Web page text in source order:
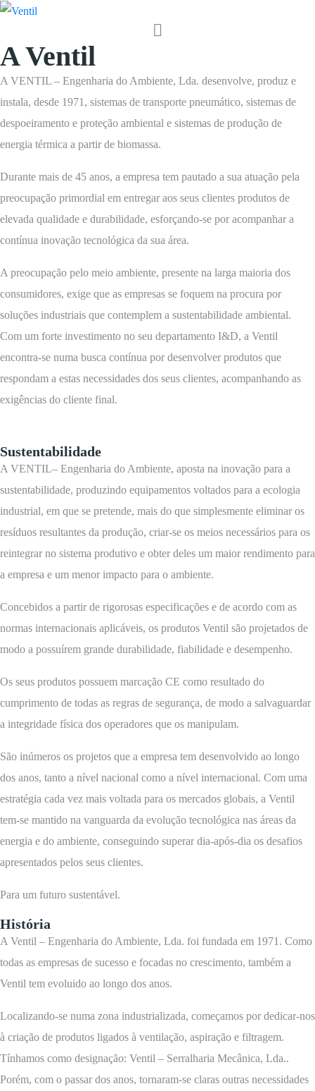
Empresa
A Ventil
A VENTIL – Engenharia do Ambiente, Lda. desenvolve, produz e
instala, desde 1971, sistemas de transporte pneumático, sistemas de
despoeiramento e proteção ambiental e sistemas de produção de
energia térmica a partir de biomassa.
Durante mais de 45 anos, a empresa tem pautado a sua atuação pela
preocupação primordial em entregar aos seus clientes produtos de
elevada qualidade e durabilidade, esforçando-se por acompanhar a
contínua inovação tecnológica da sua área.
A preocupação pelo meio ambiente, presente na larga maioria dos
consumidores, exige que as empresas se foquem na procura por
soluções industriais que contemplem a sustentabilidade ambiental.
Com um forte investimento no seu departamento I&D, a Ventil
encontra-se numa busca contínua por desenvolver produtos que
respondam a estas necessidades dos seus clientes, acompanhando as
exigências do cliente final.
Sustentabilidade
A VENTIL– Engenharia do Ambiente, aposta na inovação para a
sustentabilidade, produzindo equipamentos voltados para a ecologia
industrial, em que se pretende, mais do que simplesmente eliminar os
resíduos resultantes da produção, criar-se os meios necessários para os
reintegrar no sistema produtivo e obter deles um maior rendimento para
a empresa e um menor impacto para o ambiente.
Concebidos a partir de rigorosas especificações e de acordo com as
normas internacionais aplicáveis, os produtos Ventil são projetados de
modo a possuírem grande durabilidade, fiabilidade e desempenho.
Os seus produtos possuem marcação CE como resultado do
cumprimento de todas as regras de segurança, de modo a salvaguardar
a integridade física dos operadores que os manipulam.
São inúmeros os projetos que a empresa tem desenvolvido ao longo
dos anos, tanto a nível nacional como a nível internacional. Com uma
estratégia cada vez mais voltada para os mercados globais, a Ventil
tem-se mantido na vanguarda da evolução tecnológica nas áreas da
energia e do ambiente, conseguindo superar dia-após-dia os desafios
apresentados pelos seus clientes.
Para um futuro sustentável.
História
A Ventil – Engenharia do Ambiente, Lda. foi fundada em 1971. Como
todas as empresas de sucesso e focadas no crescimento, também a
Ventil tem evoluido ao longo dos anos.
Localizando-se numa zona industrializada, começamos por dedicar-nos
à criação de produtos ligados à ventilação, aspiração e filtragem.
Tínhamos como designação: Ventil – Serralharia Mecânica, Lda..
Porém, com o passar dos anos, tornaram-se claras outras necessidades